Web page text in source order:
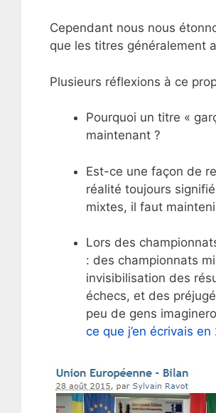
Cependant nous nous
que les titres généralement
Plusieurs réflexions à ce
Pourquoi un titre «
maintenant ?
Est-ce une façon de
réalité toujours
mixtes, il faut
Lors des
: des championnats
invisibilisation des
échecs, et des
peu de gens
ce que j’en écrivais en